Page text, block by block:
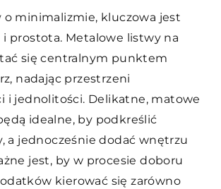
o minimalizmie, kluczowa jest
prostota. Metalowe listwy na
się centralnym punktem
nadając przestrzeni
i jednolitości. Delikatne, matowe
idealne, by podkreślić
a jednocześnie dodać wnętrzu
jest, by w procesie doboru
kierować się zarówno